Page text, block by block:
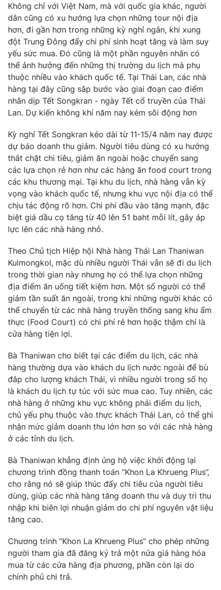
Giải sao mai
Làm đẹp
Chất lượng cuộc sống
Tuyển sinh
Học trực tuyến
Công nghệ
Hitech Công nghệ tương lai
Sản phẩm
Thị trường
Tư vấn
Giao lưu trực tuyến
Lịch phát sóng
Chuyên mục khác
Emagazine Podcast
Photo Infographic
Video Shorts video
VTV Money VTV Thể thao
VTV Sức khoẻ Bất động sản
Thị trường 24h Tấm lòng Việt
VTV4 Vươn mình bằng AI
VTV9
Liên hệ tòa soạn English
THỜI BÁO VTV
Theo dõi báo trên
Cơ quan chủ quản:Đài Truyền hình Việt Nam
Cơ quan báo chí:Thời báo VTV
Giấy phép hoạt động báo in và báo điện tử số 483/GP-BTTTT
Tổng Biên tập: Vũ Thanh Thủy
Phó Tổng Biên tập:Nguyễn Thị Mỹ Hạnh, Phạm Quốc Thắng,
Nguyễn Trọng Ninh
Tổng đài VTV:024.38 355 931 - 024.38 355 932
Không chỉ với Việt Nam, mà với quốc gia khác, người
dân cũng có xu hướng lựa chọn những tour nội địa
hơn, đi gần hơn trong những kỳ nghỉ ngắn, khi xung
đột Trung Đông đẩy chi phí sinh hoạt tăng và làm suy
yếu sức mua. Đó cũng là một phần nguyên nhân có
thể ảnh hưởng đến những thị trường du lịch mà phụ
thuộc nhiều vào khách quốc tế. Tại Thái Lan, các nhà
hàng tại đây cũng sắp bước vào giai đoạn cao điểm
nhân dịp Tết Songkran - ngày Tết cổ truyền của Thái
Lan. Dự kiến không khí năm nay kém sôi động hơn
Kỳ nghỉ Tết Songkran kéo dài từ 11-15/4 năm nay được
dự báo doanh thu giảm. Người tiêu dùng có xu hướng
thắt chặt chi tiêu, giảm ăn ngoài hoặc chuyển sang
các lựa chọn rẻ hơn như các hàng ăn food court trong
các khu thương mại. Tại khu du lịch, nhà hàng vẫn kỳ
vọng vào khách quốc tế, nhưng khu vực nội địa có thể
chịu tác động rõ hơn. Chi phí đầu vào tăng mạnh, đặc
biệt giá dầu cọ tăng từ 40 lên 51 baht mỗi lít, gây áp
lực lên các nhà hàng nhỏ.
Theo Chủ tịch Hiệp hội Nhà hàng Thái Lan Thaniwan
Kulmongkol, mặc dù nhiều người Thái vẫn sẽ đi du lịch
trong thời gian này nhưng họ có thể lựa chọn những
địa điểm ăn uống tiết kiệm hơn. Một số người có thể
giảm tần suất ăn ngoài, trong khi những người khác có
thể chuyển từ các nhà hàng truyền thống sang khu ẩm
thực (Food Court) có chi phí rẻ hơn hoặc thậm chí là
cửa hàng tiện lợi.
Bà Thaniwan cho biết tại các điểm du lịch, các nhà
hàng thường dựa vào khách du lịch nước ngoài để bù
đắp cho lượng khách Thái, vì nhiều người trong số họ
là khách du lịch tự túc với sức mua cao. Tuy nhiên, các
nhà hàng ở những khu vực không phải điểm du lịch,
chủ yếu phụ thuộc vào thực khách Thái Lan, có thể ghi
nhận mức giảm doanh thu lớn hơn so với các nhà hàng
ở các tỉnh du lịch.
Bà Thaniwan khẳng định ủng hộ việc khởi động lại
chương trình đồng thanh toán “Khon La Khrueng Plus”,
cho rằng nó sẽ giúp thúc đẩy chi tiêu của người tiêu
dùng, giúp các nhà hàng tăng doanh thu và duy trì thu
nhập khi biên lợi nhuận giảm do chi phí nguyên vật liệu
tăng cao.
Chương trình “Khon La Khrueng Plus” cho phép những
người tham gia đã đăng ký trả một nửa giá hàng hóa
mua từ các cửa hàng địa phương, phần còn lại do
chính phủ chi trả.